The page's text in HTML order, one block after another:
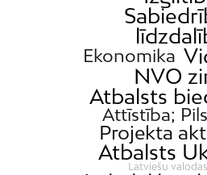
Ekonomika
NVO
Atbalsts
Attīstība;
Projekta
Atbalsts
Latviešu